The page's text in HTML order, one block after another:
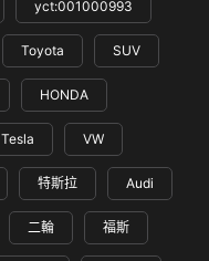
yct:001000993
Toyota SUV
HONDA
Tesla VW
特斯拉 Audi
二輪 福斯